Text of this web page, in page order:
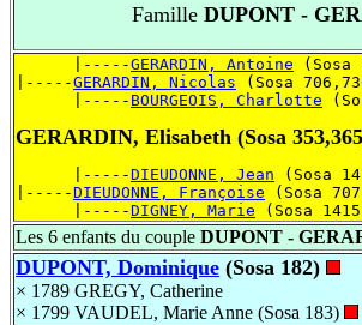
Famille DUPONT -
      |-----
GERARDIN, Antoine (Sosa
|-----GERARDIN, Nicolas (Sosa
      |-----
BOURGEOIS, Charlotte
GERARDIN, Elisabeth (Sosa
      |-----
DIEUDONNE, Jean (Sosa
|-----DIEUDONNE, Françoise (Sosa
      |-----
DIGNEY, Marie (Sosa
Les 6 enfants du couple DUPONT -
DUPONT, Dominique (Sosa 182)
× 1789 GREGY, Catherine
× 1799 VAUDEL, Marie Anne (Sosa 183)